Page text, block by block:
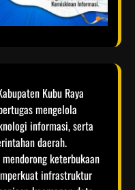
Kubu Raya
mengelola
informasi, serta
daerah.
keterbukaan
infrastruktur